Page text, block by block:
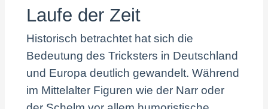
Laufe der Zeit
Historisch betrachtet hat sich die
Bedeutung des Tricksters in Deutschland
und Europa deutlich gewandelt. Während
im Mittelalter Figuren wie der Narr oder